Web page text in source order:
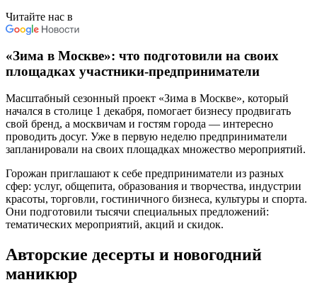
Читайте нас в
«Зима в Москве»: что подготовили на своих
площадках участники-предприниматели
Масштабный сезонный проект «Зима в Москве», который
начался в столице 1 декабря, помогает бизнесу продвигать
свой бренд, а москвичам и гостям города — интересно
проводить досуг. Уже в первую неделю предприниматели
запланировали на своих площадках множество мероприятий.
Горожан приглашают к себе предприниматели из разных
сфер: услуг, общепита, образования и творчества, индустрии
красоты, торговли, гостиничного бизнеса, культуры и спорта.
Они подготовили тысячи специальных предложений:
тематических мероприятий, акций и скидок.
Авторские десерты и новогодний
маникюр